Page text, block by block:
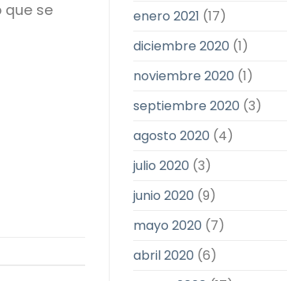
que se
enero 2021 (17)
diciembre 2020 (1)
noviembre 2020 (1)
septiembre 2020 (3)
agosto 2020 (4)
julio 2020 (3)
junio 2020 (9)
mayo 2020 (7)
abril 2020 (6)